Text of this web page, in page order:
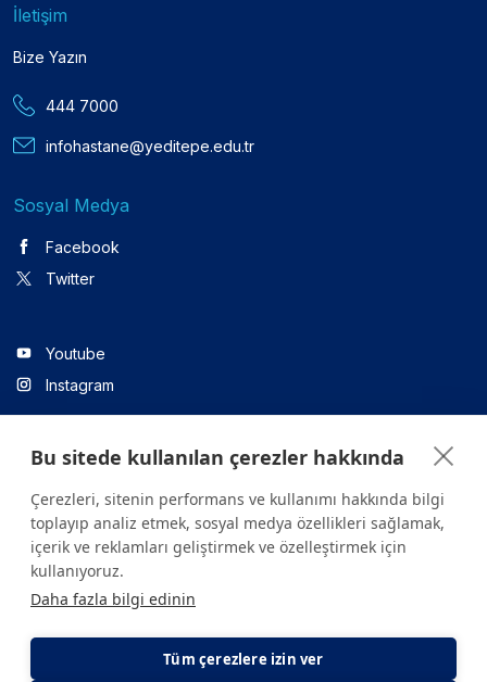
İletişim
Bize Yazın
444 7000
infohastane@yeditepe.edu.tr
Sosyal Medya
Facebook
Twitter
Youtube
Instagram
Linkedin
Sitede yer alan tüm içerikler yalnızca bilgilendirme amaçlıdır.
Sağlığınızla ilgili sorularınız için mutlaka doktoruza ya da bir sağlık
kuruluşuna başvurunuz.
Bu sitede kullanılan çerezler hakkında
Çerezleri, sitenin performans ve kullanımı hakkında bilgi
toplayıp analiz etmek, sosyal medya özellikleri sağlamak,
içerik ve reklamları geliştirmek ve özelleştirmek için
kullanıyoruz.
Daha fazla bilgi edinin
Tüm çerezlere izin ver